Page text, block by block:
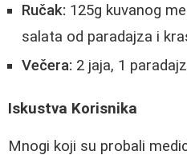
Ručak: 125g kuvanog
salata od paradajza i
Večera: 2 jaja, 1
Iskustva Korisnika
Mnogi koji su probali